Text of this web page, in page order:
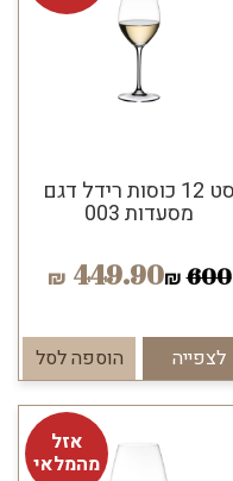
סט 12 כוסות רידל דגם
מסעדות 003
600
₪
449.90
₪
לצפייה הוספה לסל
אזל
מהמלאי